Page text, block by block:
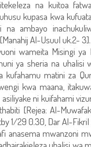
na kuitoa
kupasa kwa
na ambayo
Al-Usuul uk.2- 3].
wameita Misingi ya
ya sheria na uhalisi
kufahamu matini za
kwa maana,
ni kuifahami
[Rejea: Al-
1/29 0.30, Dar Al-Fikril
anasema mwanzoni